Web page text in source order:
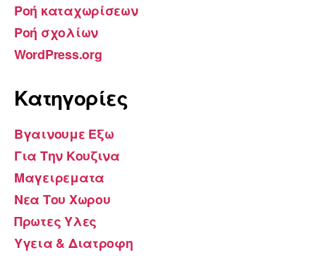
Ροή καταχωρίσεων
Ροή σχολίων
WordPress.org
Kατηγορίες
Βγαινουμε Εξω
Για Την Κουζινα
Μαγειρεματα
Νεα Του Χωρου
Πρωτες Υλες
Υγεια & Διατροφη